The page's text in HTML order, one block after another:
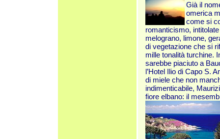
Già il
omerica
come si
romanticismo,
melograno, limone,
di vegetazione che si
mille tonalità turchine.
sarebbe piaciuto a
l’Hotel Ilio di Capo S.
di miele che non
indimenticabile,
fiore elbano: il